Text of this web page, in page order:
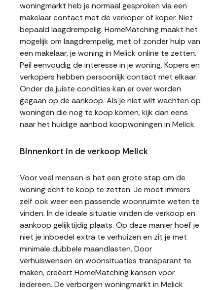
woningmarkt heb je normaal gesproken via een
makelaar contact met de verkoper of koper. Niet
bepaald laagdrempelig. HomeMatching maakt het
mogelijk om laagdrempelig, met of zonder hulp van
een makelaar, je woning in Melick online te zetten.
Peil eenvoudig de interesse in je woning. Kopers en
verkopers hebben persoonlijk contact met elkaar.
Onder de juiste condities kan er over worden
gegaan op de aankoop. Als je niet wilt wachten op
woningen die nog te koop komen, kijk dan eens
naar het huidige aanbod koopwoningen in Melick.
Binnenkort in de verkoop Melick
Voor veel mensen is het een grote stap om de
woning echt te koop te zetten. Je moet immers
zelf ook weer een passende woonruimte weten te
vinden. In de ideale situatie vinden de verkoop en
aankoop gelijktijdig plaats. Op deze manier hoef je
niet je inboedel extra te verhuizen en zit je met
minimale dubbele maandlasten. Door
verhuiswensen en woonsituaties transparant te
maken, creëert HomeMatching kansen voor
iedereen. De verborgen woningmarkt in Melick